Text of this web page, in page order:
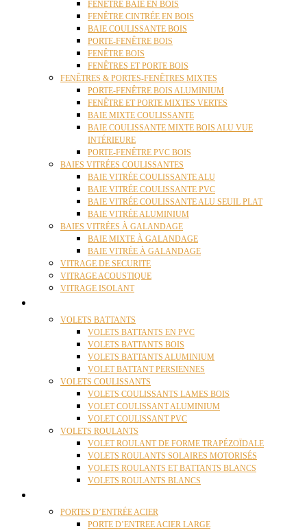
FENÊTRE BAIE EN BOIS
FENÊTRE CINTRÉE EN BOIS
BAIE COULISSANTE BOIS
PORTE-FENÊTRE BOIS
FENÊTRE BOIS
FENÊTRES ET PORTE BOIS
FENÊTRES & PORTES-FENÊTRES MIXTES
PORTE-FENÊTRE BOIS ALUMINIUM
FENÊTRE ET PORTE MIXTES VERTES
BAIE MIXTE COULISSANTE
BAIE COULISSANTE MIXTE BOIS ALU VUE
INTÉRIEURE
PORTE-FENÊTRE PVC BOIS
BAIES VITRÉES COULISSANTES
BAIE VITRÉE COULISSANTE ALU
BAIE VITRÉE COULISSANTE PVC
BAIE VITRÉE COULISSANTE ALU SEUIL PLAT
BAIE VITRÉE ALUMINIUM
BAIES VITRÉES À GALANDAGE
BAIE MIXTE À GALANDAGE
BAIE VITRÉE À GALANDAGE
VITRAGE DE SECURITE
VITRAGE ACOUSTIQUE
VITRAGE ISOLANT
VOLETS BATTANTS
VOLETS BATTANTS EN PVC
VOLETS BATTANTS BOIS
VOLETS BATTANTS ALUMINIUM
VOLET BATTANT PERSIENNES
VOLETS COULISSANTS
VOLETS COULISSANTS LAMES BOIS
VOLET COULISSANT ALUMINIUM
VOLET COULISSANT PVC
VOLETS ROULANTS
VOLET ROULANT DE FORME TRAPÉZOÏDALE
VOLETS ROULANTS SOLAIRES MOTORISÉS
VOLETS ROULANTS ET BATTANTS BLANCS
VOLETS ROULANTS BLANCS
PORTES D’ENTRÉE ACIER
PORTE D’ENTREE ACIER LARGE